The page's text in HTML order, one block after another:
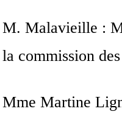
M. Malavieille :
la commission
Mme Martine